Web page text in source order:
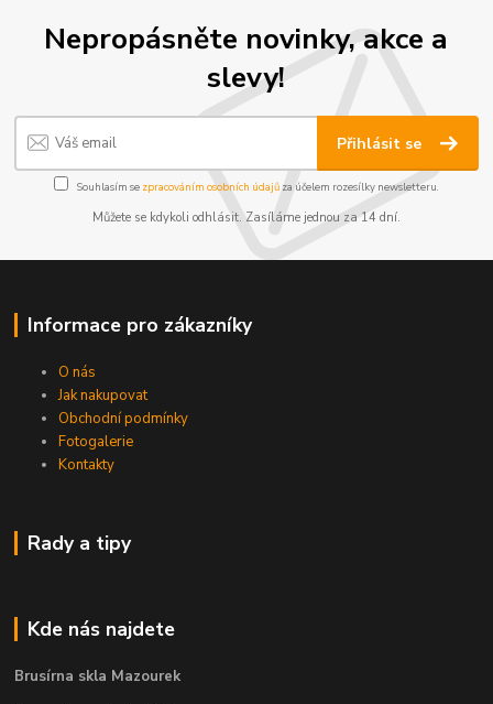
Nepropásněte novinky, akce a
slevy!
Přihlásit se
Souhlasím se zpracováním osobních údajů za účelem rozesílky newsletteru.
Můžete se kdykoli odhlásit. Zasíláme jednou za 14 dní.
Informace pro zákazníky
O nás
Jak nakupovat
Obchodní podmínky
Fotogalerie
Kontakty
Rady a tipy
Kde nás najdete
Brusírna skla Mazourek